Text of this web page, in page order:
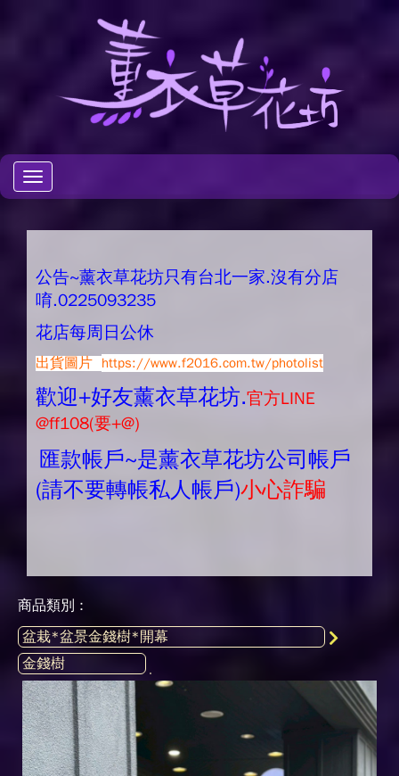
Toggle
navigation
公告~薰衣草花坊只有台北一家.沒有分店
唷.0225093235
花店每周日公休
出貨圖片 https://www.f2016.com.tw/photolist
歡迎+好友薰衣草花坊.官方LINE
@ff108(要+@)
匯款帳戶~是薰衣草花坊公司帳戶
(請不要轉帳私人帳戶)小心詐騙
商品類別 :